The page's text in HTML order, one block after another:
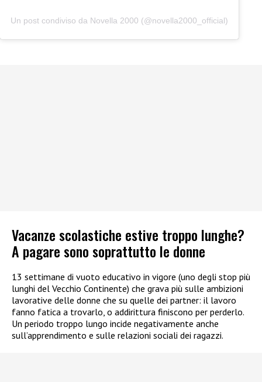
Un post condiviso da Novella 2000 (@novella2000_official)
Vacanze scolastiche estive troppo lunghe?
A pagare sono soprattutto le donne
13 settimane di vuoto educativo in vigore (uno degli stop più
lunghi del Vecchio Continente) che grava più sulle ambizioni
lavorative delle donne che su quelle dei partner: il lavoro
fanno fatica a trovarlo, o addirittura finiscono per perderlo.
Un periodo troppo lungo incide negativamente anche
sull’apprendimento e sulle relazioni sociali dei ragazzi.